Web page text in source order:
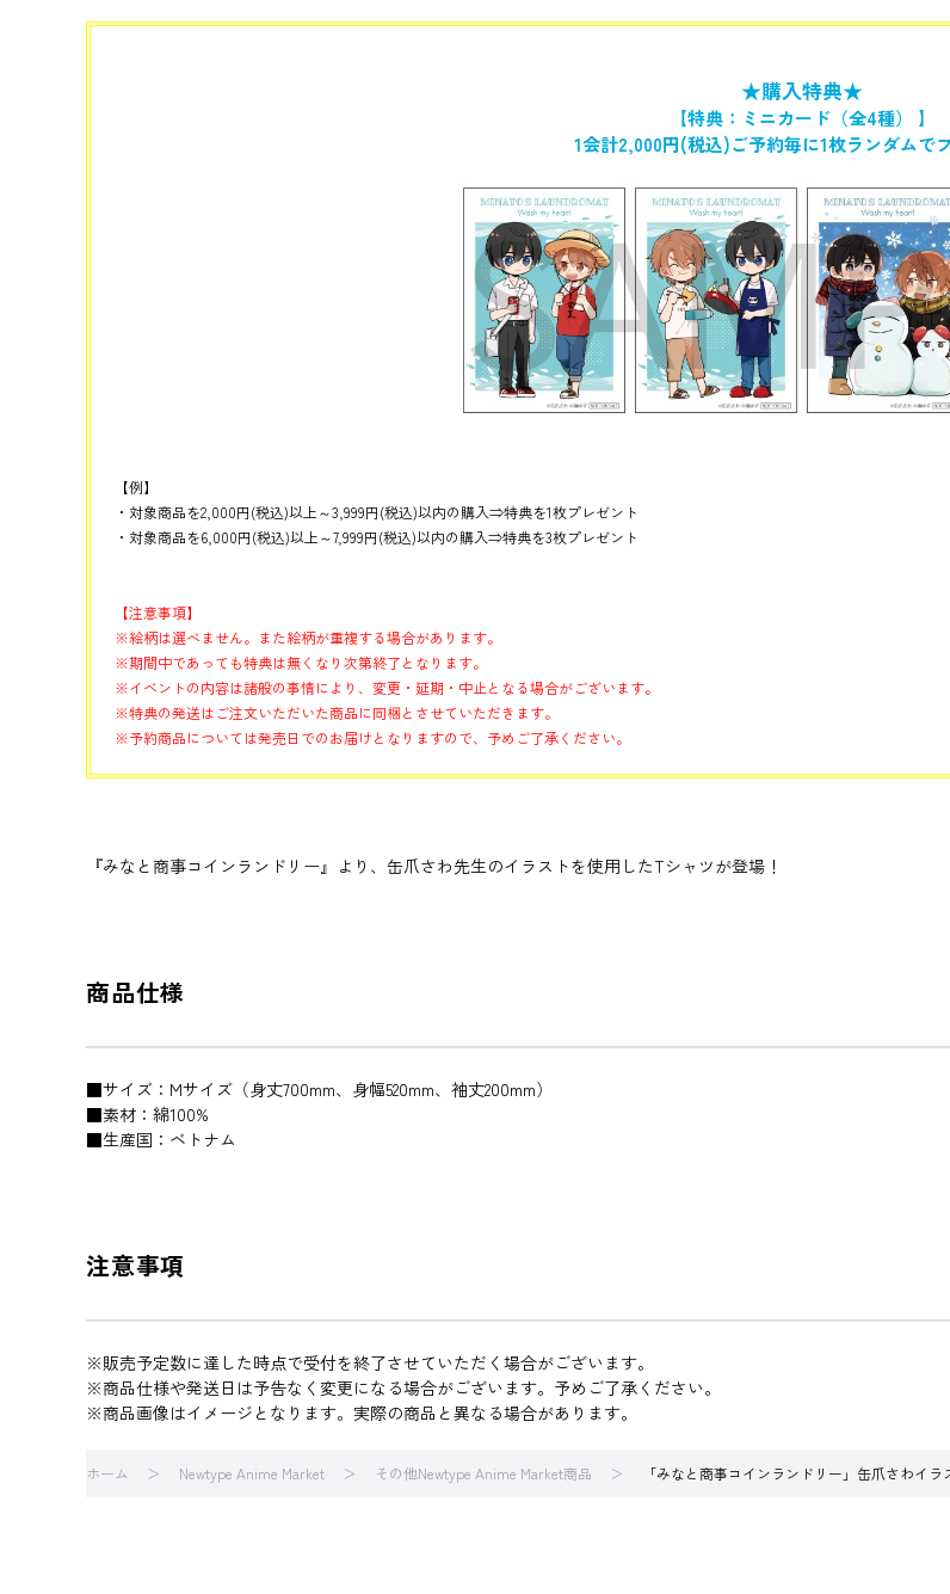
★購入特典★
【特典：ミニカード（全4種） 】
1会計2,000円(税込)ご予約毎に1枚ランダムで
【例】
・対象商品を2,000円(税込)以上～3,999円(税込)以内の購入⇒特典を1枚プレゼント
・対象商品を6,000円(税込)以上～7,999円(税込)以内の購入⇒特典を3枚プレゼント
【注意事項】
※絵柄は選べません。また絵柄が重複する場合があります。
※期間中であっても特典は無くなり次第終了となります。
※イベントの内容は諸般の事情により、変更・延期・中止となる場合がございます。
※特典の発送はご注文いただいた商品に同梱とさせていただきます。
※予約商品については発売日でのお届けとなりますので、予めご了承ください。
『みなと商事コインランドリー』より、缶爪さわ先生のイラストを使用したTシャツが登場！
商品仕様
■サイズ：Mサイズ（身丈700mm、身幅520mm、袖丈200mm）
■素材：綿100%
■生産国：ベトナム
注意事項
※販売予定数に達した時点で受付を終了させていただく場合がございます。
※商品仕様や発送日は予告なく変更になる場合がございます。予めご了承ください。
※商品画像はイメージとなります。実際の商品と異なる場合があります。
ホーム Newtype Anime Market その他Newtype Anime Market商品 「みなと商事コインランドリー」缶爪さわイラ